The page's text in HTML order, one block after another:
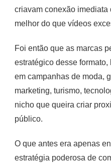
criavam conexão imediata
melhor do que vídeos
Foi então que as marcas
estratégico desse
em campanhas de moda,
marketing, turismo,
nicho que queira criar
público.
O que antes era apenas
estratégia poderosa de